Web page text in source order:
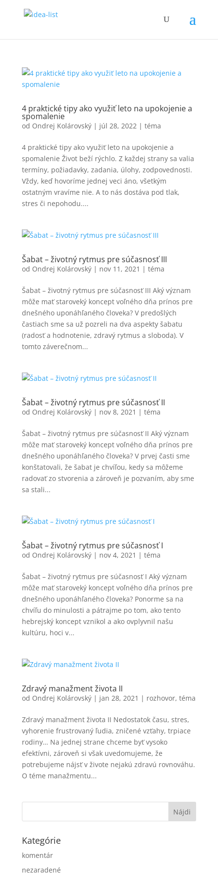
4 praktické tipy ako využiť leto na upokojenie a
spomalenie
od Ondrej Kolárovský| júl 28, 2022| téma
4 praktické tipy ako využiť leto na upokojenie a
spomalenie Život beží rýchlo. Z každej strany sa valia
termíny, požiadavky, zadania, úlohy, zodpovednosti.
Vždy, keď hovoríme jednej veci áno, všetkým
ostatným vravíme nie. A to nás dostáva pod tlak,
stres či nepohodu....
Šabat – životný rytmus pre súčasnosť III
od Ondrej Kolárovský| nov 11, 2021 | téma
Šabat – životný rytmus pre súčasnosť III Aký význam
môže mať staroveký koncept voľného dňa prínos pre
dnešného uponáhľaného človeka? V predošlých
častiach sme sa už pozreli na dva aspekty šabatu
(radosť a hodnotenie, zdravý rytmus a sloboda). V
tomto záverečnom...
Šabat – životný rytmus pre súčasnosť II
od Ondrej Kolárovský| nov 8, 2021 | téma
Šabat – životný rytmus pre súčasnosť II Aký význam
môže mať staroveký koncept voľného dňa prínos pre
dnešného uponáhľaného človeka? V prvej časti sme
konštatovali, že šabat je chvíľou, kedy sa môžeme
radovať zo stvorenia a zároveň je pozvaním, aby sme
sa stali...
Šabat – životný rytmus pre súčasnosť I
od Ondrej Kolárovský| nov 4, 2021 | téma
Šabat – životný rytmus pre súčasnosť I Aký význam
môže mať staroveký koncept voľného dňa prínos pre
dnešného uponáhľaného človeka? Ponorme sa na
chvíľu do minulosti a pátrajme po tom, ako tento
hebrejský koncept vznikol a ako ovplyvnil našu
kultúru, hoci v...
Zdravý manažment života II
od Ondrej Kolárovský| jan 28, 2021 | rozhovor, téma
Zdravý manažment života II Nedostatok času, stres,
vyhorenie frustrovaný ľudia, zničené vzťahy, trpiace
rodiny… Na jednej strane chceme byť vysoko
efektívni, zároveň si však uvedomujeme, že
potrebujeme nájsť v živote nejakú zdravú rovnováhu.
O téme manažmentu...
Kategórie
komentár
nezaradené